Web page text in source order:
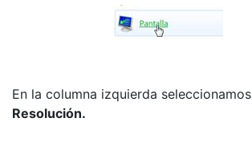
En la columna izquierda seleccionamos
Resolución.